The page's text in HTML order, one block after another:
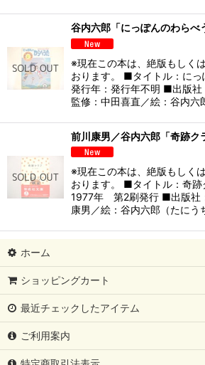
谷内六郎「にっぽんのわらべ
※現在この本は、絶版もしく
おります。 ■タイトル：に
発行年：発行年不明 ■出版
監修：中田喜直／絵：谷内
前川康男／谷内六郎「奇跡ク
※現在この本は、絶版もしく
おります。 ■タイトル：奇跡
1977年 第2刷発行 ■出版社
康男／絵：谷内六郎（たに
ホーム
ショッピングカート
最近チェックしたアイテム
ご利用案内